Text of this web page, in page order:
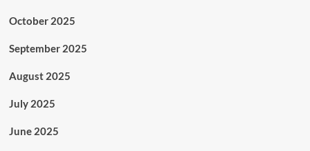
October 2025
September 2025
August 2025
July 2025
June 2025